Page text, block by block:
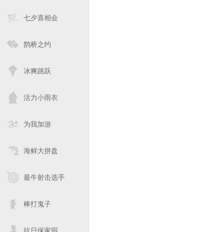
七夕喜相会
鹊桥之约
冰爽跳跃
活力小雨衣
为我加游
海鲜大拼盘
最牛射击选手
棒打鬼子